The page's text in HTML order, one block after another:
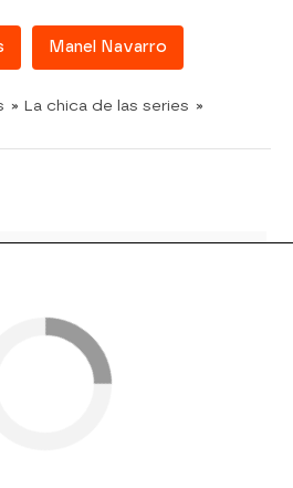
Manel Navarro
» La chica de las series »